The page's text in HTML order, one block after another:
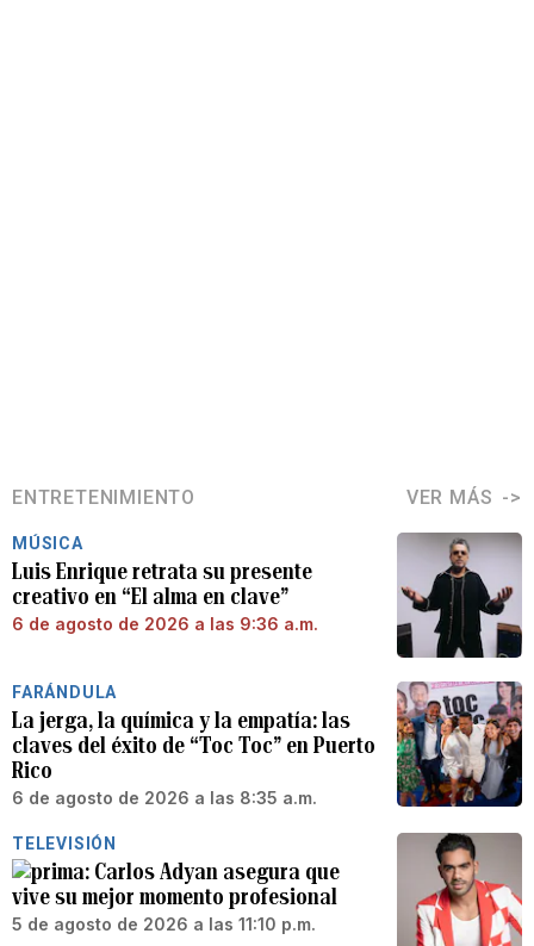
ENTRETENIMIENTO VER MÁS
MÚSICA
Luis Enrique retrata su presente
creativo en “El alma en clave”
6 de agosto de 2026 a las 9:36 a.m.
FARÁNDULA
La jerga, la química y la empatía: las
claves del éxito de “Toc Toc” en Puerto
Rico
6 de agosto de 2026 a las 8:35 a.m.
TELEVISIÓN
Carlos Adyan asegura que
vive su mejor momento profesional
5 de agosto de 2026 a las 11:10 p.m.